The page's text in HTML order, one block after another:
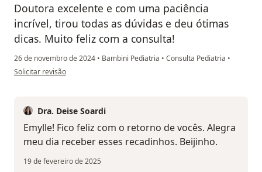
Doutora excelente e com uma paciência
incrível, tirou todas as dúvidas e deu ótimas
dicas. Muito feliz com a consulta!
26 de novembro de 2024 • Bambini Pediatria • Consulta Pediatria •
na opinião do utilizador Emylle Borges
Solicitar revisão
Dra. Deise Soardi
Emylle! Fico feliz com o retorno de vocês. Alegra
meu dia receber esses recadinhos. Beijinho.
19 de fevereiro de 2025